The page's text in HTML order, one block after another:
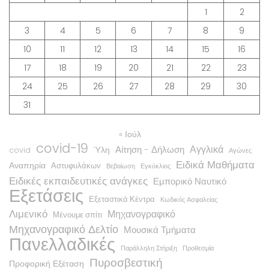
1
2
3
4 5 6 7 8
9
10
11 12 13 14 15
16
17
18 19 20 21 22
23
24
25 26 27 28 29
30
31
« Ιούλ
covid covid-19 Ύλη Αίτηση - Δήλωση Αγγλικά Αγώνες
Αναπηρία Αστυφυλάκων Βεβαίωση Εγκύκλιος Ειδικά Μαθήματα
Ειδικές εκπαιδευτικές ανάγκες Εμπορικό Ναυτικό
Εξετάσεις Εξεταστικά Κέντρα Κωδικός Ασφαλείας
Λιμενικό Μένουμε σπίτι Μηχανογραφικό
Μηχανογραφικό Δελτίο Μουσικά Τμήματα
Πανελλαδικές Παράλληλη Στήριξη Προθεσμία
Προφορική Εξέταση Πυροσβεστική